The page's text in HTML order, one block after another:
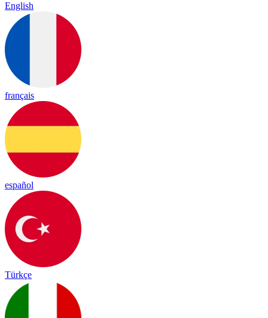
English
français
español
Türkçe